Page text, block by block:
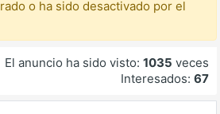
o ha sido desactivado por el
El anuncio ha sido visto: 1035 veces
Interesados: 67